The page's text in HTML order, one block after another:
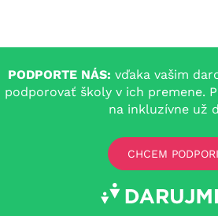
PODPORTE NÁS: vďaka vašim
podporovať školy v ich premene.
na inkluzívne už
CHCEM